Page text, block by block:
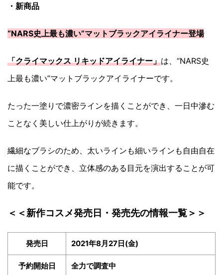
・新商品
“NARS史上最も濃い”マットブラックアイライナー登場
「クライマックス リキッドアイライナー」は、“NARS史
上最も濃い”マットブラックアイライナーです。
たった一塗りで濃密ラインを描くことができ、一日中滲む
ことなく美しい仕上がりが続きます。
繊細なブラシのため、太いラインも細いラインも自由自在
に描くことができ、立体感のある目元を演出することが可
能です。
＜＜新作コスメ発売日・発売先の情報一覧＞＞
発売日 2021年8月27日(金)
予約開始日 全力で調査中